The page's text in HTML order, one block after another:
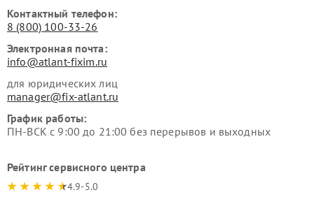
Контактный телефон:
8 (800) 100-33-26
Электронная почта:
info@atlant-fixim.ru
для юридических лиц
manager@fix-atlant.ru
График работы:
ПН-ВСК с 9:00 до 21:00 без перерывов и выходных
Рейтинг сервисного центра
4.9-5.0